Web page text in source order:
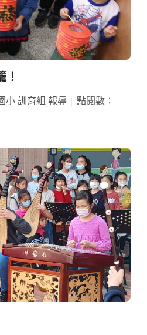
！
小 訓育組 報導
點閱數：